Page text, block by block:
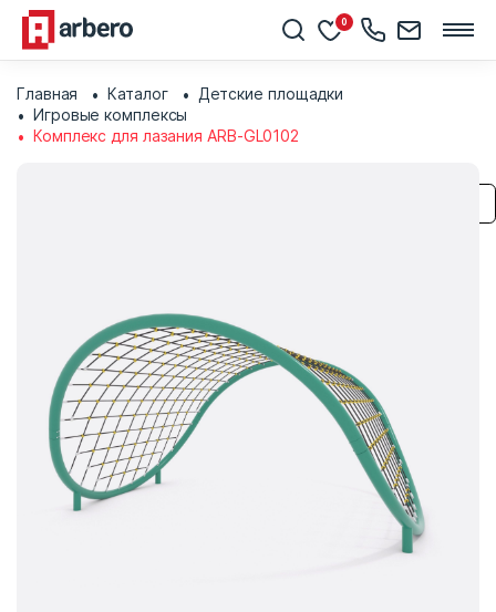
0
Главная Каталог
Детские площадки
Игровые комплексы
Комплекс для лазания ARB-GL0102